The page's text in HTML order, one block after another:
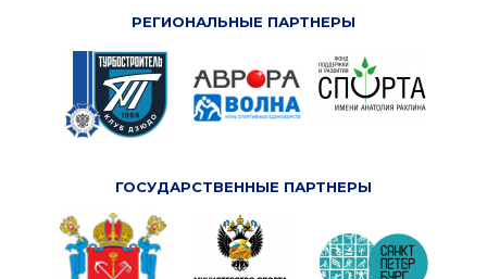
РЕГИОНАЛЬНЫЕ ПАРТНЕРЫ
ГОСУДАРСТВЕННЫЕ ПАРТНЕРЫ